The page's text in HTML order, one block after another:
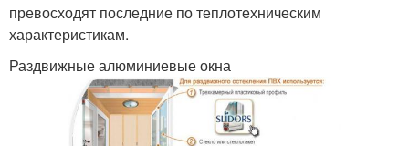
превосходят последние по теплотехническим
характеристикам.
Раздвижные алюминиевые окна